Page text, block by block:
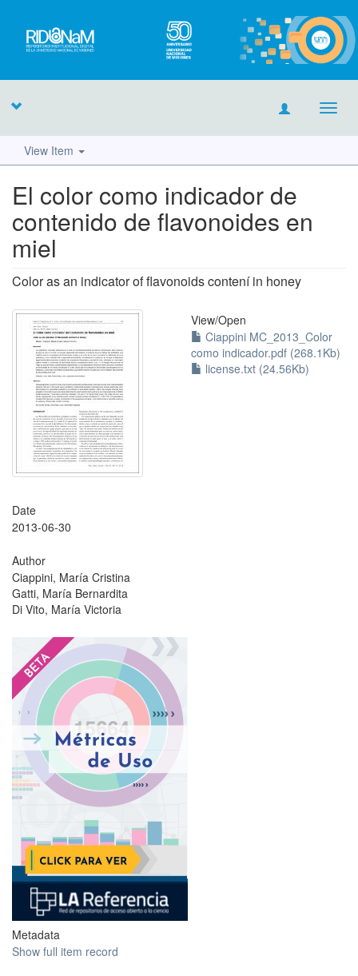
View Item
El color como indicador de
contenido de flavonoides en
miel
Color as an indicator of flavonoids contení in honey
View/Open
Ciappini MC_2013_Color
como indicador.pdf (268.1Kb)
license.txt (24.56Kb)
Date
2013-06-30
Author
Ciappini, María Cristina
Gatti, María Bernardita
Di Vito, María Victoria
?
Metadata
Show full item record